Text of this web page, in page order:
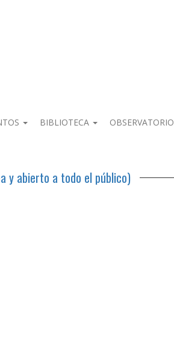
BIBLIOTECA OBSERVATORIO
y abierto a todo el público)